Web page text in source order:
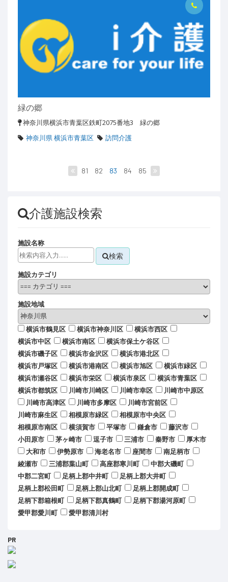
緑の郷
神奈川県横浜市青葉区鉄町2075番地3 緑の郷
神奈川県 横浜市青葉区
訪問介護
81 82 83 84 85
介護施設検索
施設名称
検索
施設カテゴリ
施設地域
横浜市鶴見区 横浜市神奈川区
横浜市西区
横浜市中区
横浜市南区
横浜市保土ケ谷区
横浜市磯子区
横浜市金沢区
横浜市港北区
横浜市戸塚区
横浜市港南区 横浜市旭区
横浜市緑区
横浜市瀬谷区
横浜市栄区 横浜市泉区
横浜市青葉区
横浜市都筑区
川崎市川崎区 川崎市幸区
川崎市中原区
川崎市高津区
川崎市多摩区
川崎市宮前区
川崎市麻生区
相模原市緑区
相模原市中央区
相模原市南区
横須賀市 平塚市 鎌倉市
藤沢市
小田原市
茅ヶ崎市 逗子市 三浦市 秦野市
厚木市
大和市
伊勢原市 海老名市 座間市
南足柄市
綾瀬市
三浦郡葉山町 高座郡寒川町
中郡大磯町
中郡二宮町
足柄上郡中井町
足柄上郡大井町
足柄上郡松田町
足柄上郡山北町
足柄上郡開成町
足柄下郡箱根町
足柄下郡真鶴町
足柄下郡湯河原町
愛甲郡愛川町
愛甲郡清川村
PR